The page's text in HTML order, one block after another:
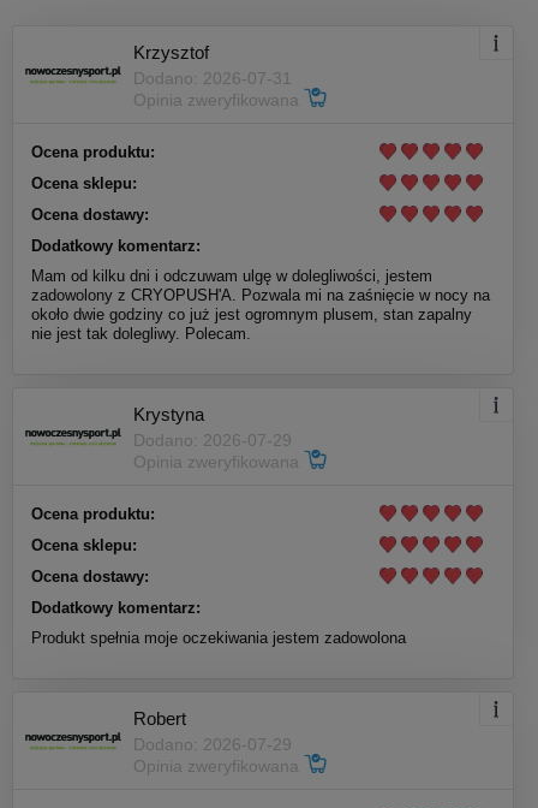
Krzysztof
Dodano: 2026-07-31
Opinia zweryfikowana
Ocena produktu:
Ocena sklepu:
Ocena dostawy:
Dodatkowy komentarz:
Mam od kilku dni i odczuwam ulgę w dolegliwości, jestem
zadowolony z CRYOPUSH'A. Pozwala mi na zaśnięcie w nocy na
około dwie godziny co już jest ogromnym plusem, stan zapalny
nie jest tak dolegliwy. Polecam.
Krystyna
Dodano: 2026-07-29
Opinia zweryfikowana
Ocena produktu:
Ocena sklepu:
Ocena dostawy:
Dodatkowy komentarz:
Produkt spełnia moje oczekiwania jestem zadowolona
Robert
Dodano: 2026-07-29
Opinia zweryfikowana